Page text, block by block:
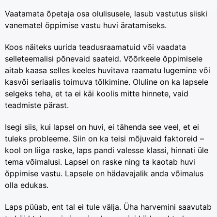
Vaatamata õpetaja osa olulisusele, lasub vastutus siiski
vanematel õppimise vastu huvi äratamiseks.
Koos näiteks uurida teadusraamatuid või vaadata
selleteemalisi põnevaid saateid. Võõrkeele õppimisele
aitab kaasa selles keeles huvitava raamatu lugemine või
kasvõi seriaalis toimuva tõlkimine. Oluline on ka lapsele
selgeks teha, et ta ei käi koolis mitte hinnete, vaid
teadmiste pärast.
Isegi siis, kui lapsel on huvi, ei tähenda see veel, et ei
tuleks probleeme. Siin on ka teisi mõjuvaid faktoreid –
kool on liiga raske, laps pandi valesse klassi, hinnati üle
tema võimalusi. Lapsel on raske ning ta kaotab huvi
õppimise vastu. Lapsele on hädavajalik anda võimalus
olla edukas.
Laps püüab, ent tal ei tule välja. Üha harvemini saavutab